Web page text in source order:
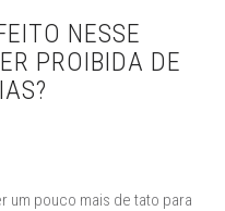
NESSE
PROIBIDA DE
um pouco mais de tato para